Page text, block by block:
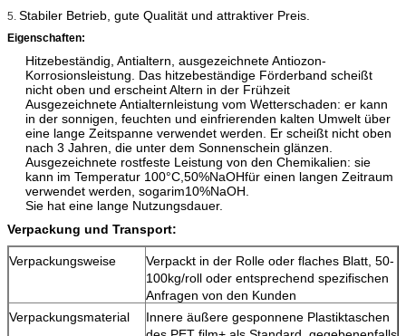
5. Stabiler Betrieb, gute Qualität und attraktiver Preis.
Eigenschaften:
Hitzebeständig, Antialtern, ausgezeichnete Antiozon-
Korrosionsleistung. Das hitzebeständige Förderband scheißt
nicht oben und erscheint Altern in der Frühzeit
Ausgezeichnete Antialternleistung vom Wetterschaden: er kann
in der sonnigen, feuchten und einfrierenden kalten Umwelt über
eine lange Zeitspanne verwendet werden. Er scheißt nicht oben
nach 3 Jahren, die unter dem Sonnenschein glänzen.
Ausgezeichnete rostfeste Leistung von den Chemikalien: sie
kann im Temperatur 100°C,50%NaOHfür einen langen Zeitraum
verwendet werden, sogarim10%NaOH.
Sie hat eine lange Nutzungsdauer.
Verpackung und Transport:
Verpackungsweise
Verpackt in der Rolle oder flaches Blatt, 50-
100kg/roll oder entsprechend spezifischen
Anfragen von den Kunden
Verpackungsmaterial
Innere äußere gesponnene Plastiktaschen